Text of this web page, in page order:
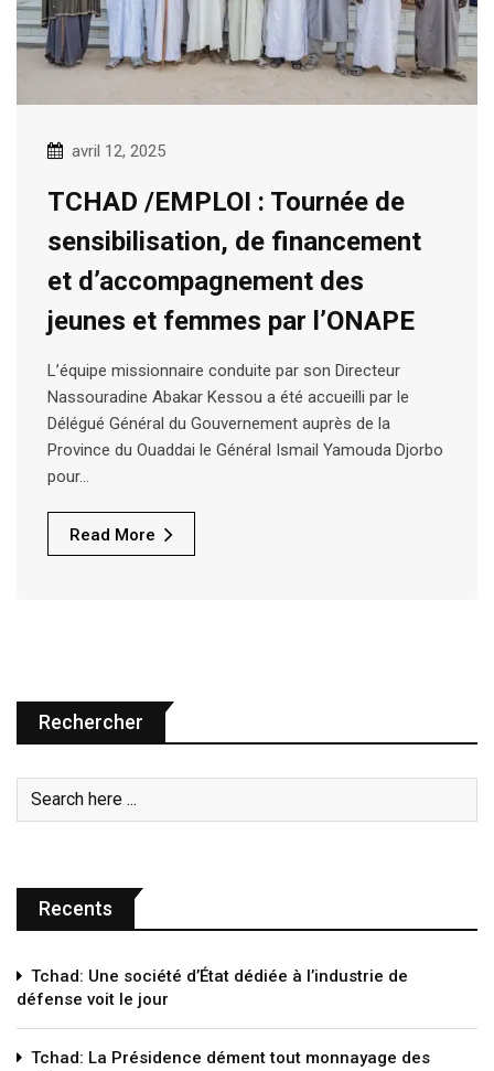
avril 12, 2025
TCHAD /EMPLOI : Tournée de
sensibilisation, de financement
et d’accompagnement des
jeunes et femmes par l’ONAPE
L’équipe missionnaire conduite par son Directeur
Nassouradine Abakar Kessou a été accueilli par le
Délégué Général du Gouvernement auprès de la
Province du Ouaddai le Général Ismail Yamouda Djorbo
pour…
Read More
Rechercher
Recents
Tchad: Une société d’État dédiée à l’industrie de
défense voit le jour
Tchad: La Présidence dément tout monnayage des